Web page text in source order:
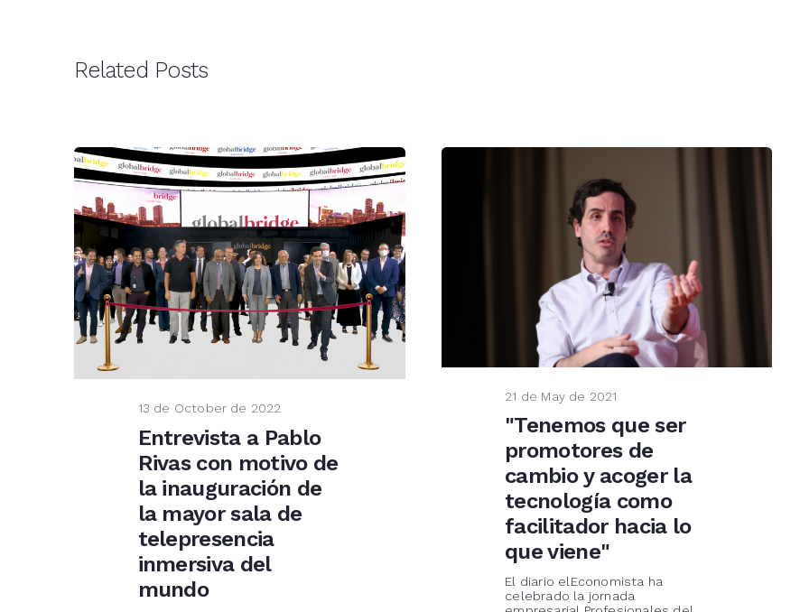
Related Posts
13 de October de 2022
Entrevista a Pablo
Rivas con motivo de
la inauguración de
la mayor sala de
telepresencia
inmersiva del
mundo
21 de May de 2021
"Tenemos que ser
promotores de
cambio y acoger la
tecnología como
facilitador hacia lo
que viene"
El diario elEconomista ha
celebrado la jornada